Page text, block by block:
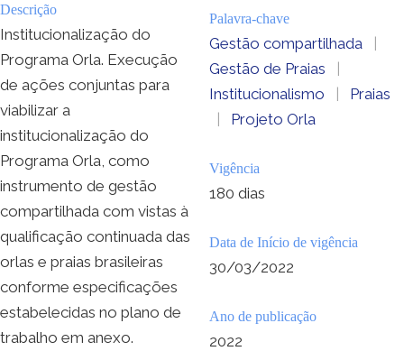
Descrição
Institucionalização do
Programa Orla. Execução
de ações conjuntas para
viabilizar a
institucionalização do
Programa Orla, como
instrumento de gestão
compartilhada com vistas à
qualificação continuada das
orlas e praias brasileiras
conforme especificações
estabelecidas no plano de
trabalho em anexo.
Palavra-chave
Gestão compartilhada
|
Gestão de Praias
|
Institucionalismo
|
Praias
|
Projeto Orla
Vigência
180 dias
Data de Início de vigência
30/03/2022
Ano de publicação
2022